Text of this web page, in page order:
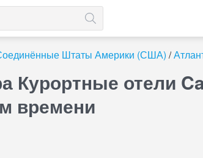
Штаты Америки (США)
Курортные отели
времени